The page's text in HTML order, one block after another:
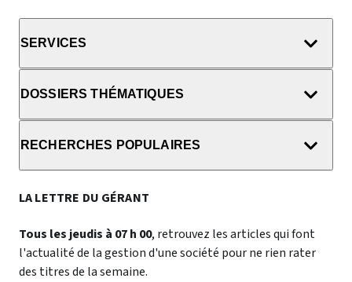
SERVICES
DOSSIERS THÉMATIQUES
RECHERCHES POPULAIRES
LA LETTRE DU GÉRANT
Tous les jeudis à 07 h 00, retrouvez les articles qui font
l'actualité de la gestion d'une société pour ne rien rater
des titres de la semaine.